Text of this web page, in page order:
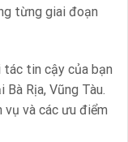
từng giai đoạn
tác tin cậy của bạn
Rịa, Vũng Tàu.
và các ưu điểm